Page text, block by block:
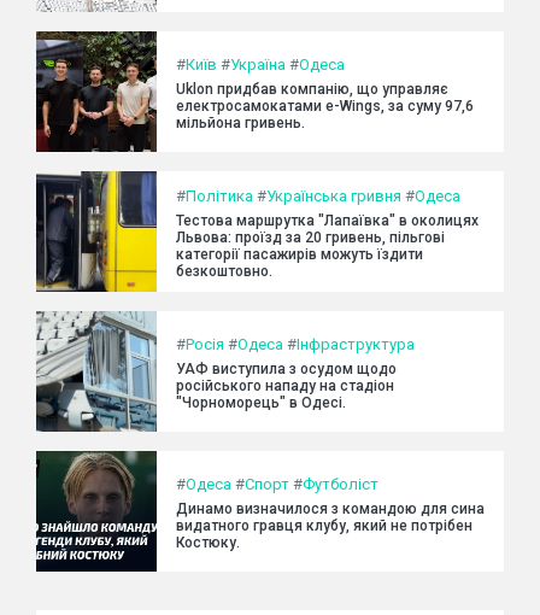
#Київ #Україна #Одеса
Uklon придбав компанію, що управляє
електросамокатами e-Wings, за суму 97,6
мільйона гривень.
#Політика #Українська гривня #Одеса
Тестова маршрутка "Лапаївка" в околицях
Львова: проїзд за 20 гривень, пільгові
категорії пасажирів можуть їздити
безкоштовно.
#Росія #Одеса #Інфраструктура
УАФ виступила з осудом щодо
російського нападу на стадіон
"Чорноморець" в Одесі.
#Одеса #Спорт #Футболіст
Динамо визначилося з командою для сина
видатного гравця клубу, який не потрібен
Костюку.